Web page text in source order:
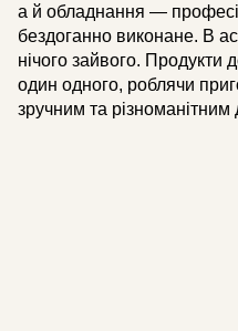
а й обладнання —
бездоганно виконане. В
нічого зайвого.
один одного, роблячи
зручним та різноманітним